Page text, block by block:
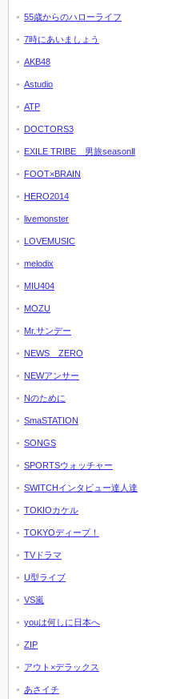
55歳からのハローライフ
7時にあいましょう
AKB48
Astudio
ATP
DOCTORS3
EXILE TRIBE 男旅seasonⅡ
FOOT×BRAIN
HERO2014
livemonster
LOVEMUSIC
melodix
MIU404
MOZU
Mr.サンデー
NEWS ZERO
NEWアンサー
Nのために
SmaSTATION
SONGS
SPORTSウォッチャー
SWITCHインタビュー達人達
TOKIOカケル
TOKYOディープ！
TVドラマ
U型ライブ
VS嵐
youは何しに日本へ
ZIP
アウト×デラックス
あさイチ